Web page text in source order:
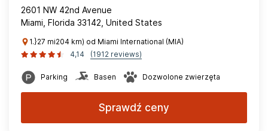
2601 NW 42nd Avenue
Miami, Florida 33142, United States
1.}27 mi204 km) od Miami International (MIA)
4,14
(1912 reviews)
Parking Basen Dozwolone zwierzęta
Sprawdź ceny